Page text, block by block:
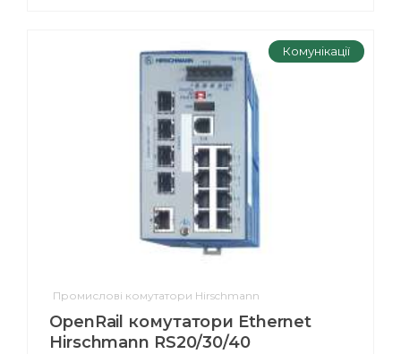
Комунікації
Промислові комутатори Hirschmann
OpenRail комутатори Ethernet
Hirschmann RS20/30/40